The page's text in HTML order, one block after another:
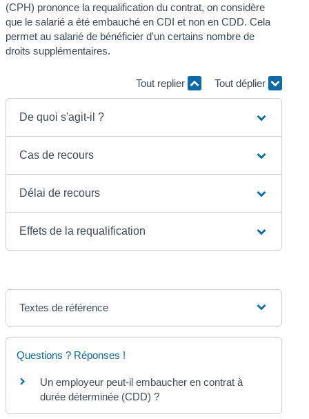
(CPH) prononce la requalification du contrat, on considère
que le salarié a été embauché en CDI et non en CDD. Cela
permet au salarié de bénéficier d'un certains nombre de
droits supplémentaires.
Tout replier Tout déplier
De quoi s'agit-il ?
Cas de recours
Délai de recours
Effets de la requalification
Textes de référence
Questions ? Réponses !
Un employeur peut-il embaucher en contrat à
durée déterminée (CDD) ?